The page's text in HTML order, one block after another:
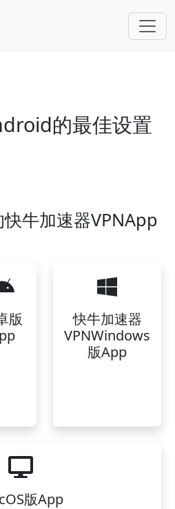
的最佳设置
牛加速器VPNApp
版
快牛加速器
VPNWindows
版App
版App